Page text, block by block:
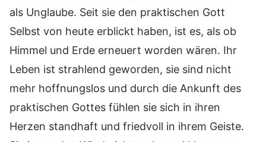
als Unglaube. Seit sie den praktischen Gott
Selbst von heute erblickt haben, ist es, als ob
Himmel und Erde erneuert worden wären. Ihr
Leben ist strahlend geworden, sie sind nicht
mehr hoffnungslos und durch die Ankunft des
praktischen Gottes fühlen sie sich in ihren
Herzen standhaft und friedvoll in ihrem Geiste.